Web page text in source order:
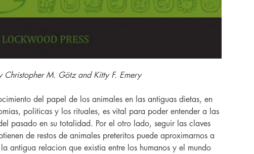
Christopher M. Götz and Kitty F. Emery
del papel de los animales en las antiguas dietas, en
politicas y los rituales, es vital para poder entender a las
pasado en su totalidad. Por el otro lado, seguir las claves
de restos de animales preteritos puede aproximarnos a
antigua relacion que existia entre los humanos y el mundo